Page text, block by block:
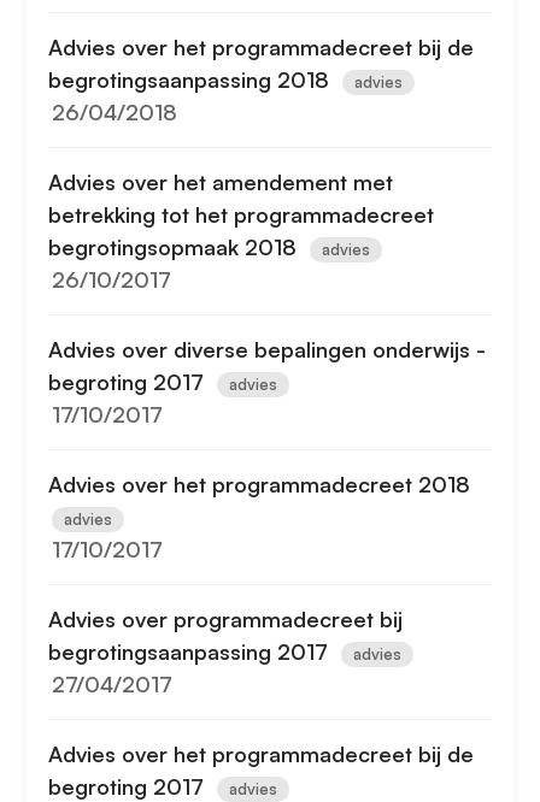
Advies over het programmadecreet bij de
begrotingsaanpassing 2018
advies
26/04/2018
Advies over het amendement met
betrekking tot het programmadecreet
begrotingsopmaak 2018
advies
26/10/2017
Advies over diverse bepalingen onderwijs -
begroting 2017
advies
17/10/2017
Advies over het programmadecreet 2018
advies
17/10/2017
Advies over programmadecreet bij
begrotingsaanpassing 2017
advies
27/04/2017
Advies over het programmadecreet bij de
begroting 2017
advies